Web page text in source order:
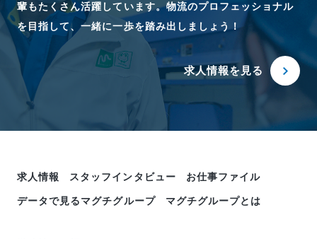
輩もたくさん活躍しています。物流のプロフェッショナル
を目指して、一緒に一歩を踏み出しましょう！
求人情報を見る
求人情報 スタッフインタビュー お仕事ファイル
データで見るマグチグループ マグチグループとは